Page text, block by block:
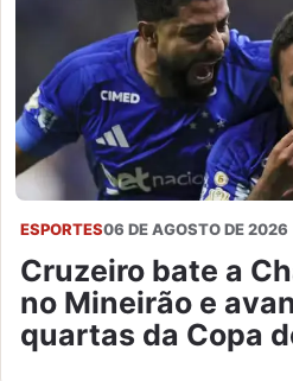
ESPORTES06 DE AGOSTO DE 2026
Cruzeiro bate a
no Mineirão e
quartas da Copa